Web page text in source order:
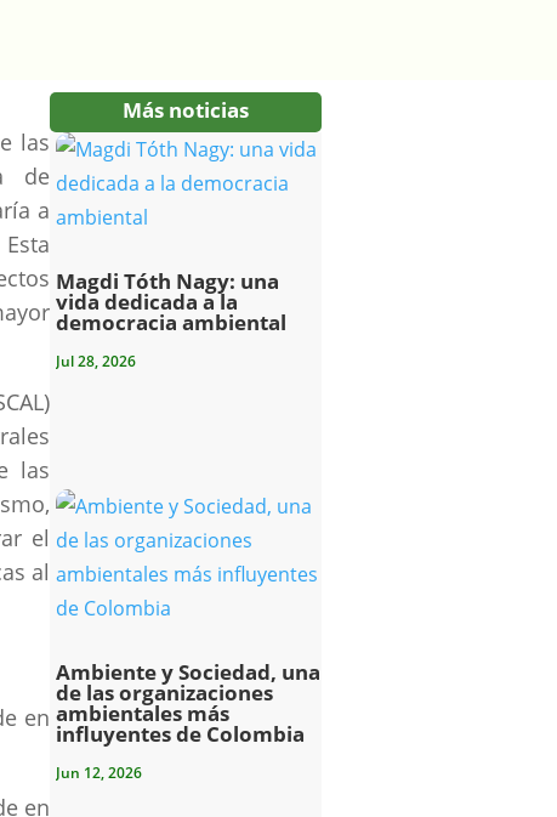
las
de
a
las
el
al
en
en
Más noticias
Magdi Tóth Nagy: una
vida dedicada a la
democracia ambiental
Jul 28, 2026
Ambiente y Sociedad, una
de las organizaciones
ambientales más
influyentes de Colombia
Jun 12, 2026